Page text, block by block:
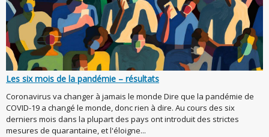
Les six mois de la pandémie – résultats
Coronavirus va changer à jamais le monde Dire que la pandémie de
COVID-19 a changé le monde, donc rien à dire. Au cours des six
derniers mois dans la plupart des pays ont introduit des strictes
mesures de quarantaine, et l'éloigne...